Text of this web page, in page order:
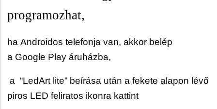
programozhat,
ha Androidos telefonja van, akkor belép
a Google Play áruházba,
a “LedArt lite” beírása után a fekete alapon lévő
piros LED feliratos ikonra kattint